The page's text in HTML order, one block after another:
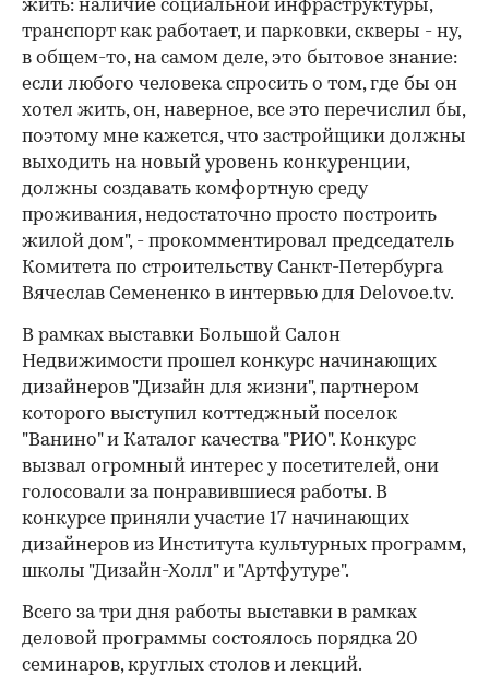
жить: наличие социальной инфраструктуры,
транспорт как работает, и парковки, скверы - ну,
в общем-то, на самом деле, это бытовое знание:
если любого человека спросить о том, где бы он
хотел жить, он, наверное, все это перечислил бы,
поэтому мне кажется, что застройщики должны
выходить на новый уровень конкуренции,
должны создавать комфортную среду
проживания, недостаточно просто построить
жилой дом", - прокомментировал председатель
Комитета по строительству Санкт-Петербурга
Вячеслав Семененко в интервью для Delovoe.tv.
В рамках выставки Большой Салон
Недвижимости прошел конкурс начинающих
дизайнеров "Дизайн для жизни", партнером
которого выступил коттеджный поселок
"Ванино" и Каталог качества "РИО". Конкурс
вызвал огромный интерес у посетителей, они
голосовали за понравившиеся работы. В
конкурсе приняли участие 17 начинающих
дизайнеров из Института культурных программ,
школы "Дизайн-Холл" и "Артфутуре".
Всего за три дня работы выставки в рамках
деловой программы состоялось порядка 20
семинаров, круглых столов и лекций.